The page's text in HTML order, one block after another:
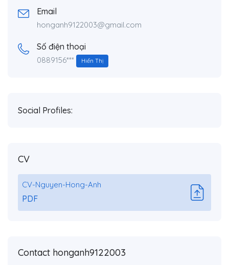
Email
honganh9122003@gmail.com
Số điện thoại
0889156*** Hiển Thị
Social Profiles:
CV
CV-Nguyen-Hong-Anh
PDF
Contact honganh9122003